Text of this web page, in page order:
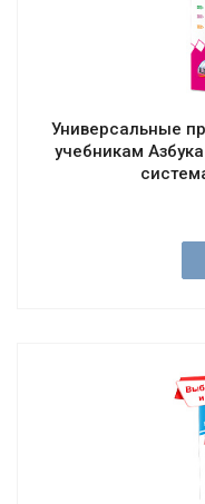
Универсальные
учебникам